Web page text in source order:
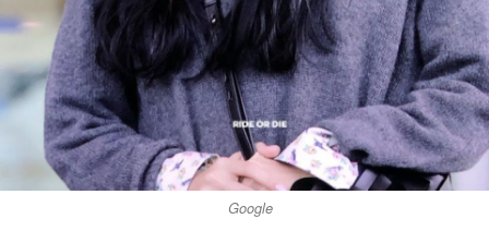
Google